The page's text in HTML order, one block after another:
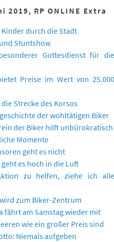
2019, RP ONLINE Extra
durch die Stadt
Stuntshow
Gottesdienst für die
Preise im Wert von 25.000
Strecke des Korsos
der wohltätigen Biker
der Biker hilft unbürokratisch
Momente
geht es nicht
es hoch in die Luft
zu helfen, ziehe ich alle
zum Biker-Zentrum
fährt am Samstag wieder mit
wie ein großer Preis sind
Niemals aufgeben